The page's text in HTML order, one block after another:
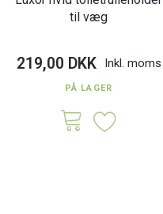
til væg
219,00 DKK Inkl. moms
PÅ LAGER